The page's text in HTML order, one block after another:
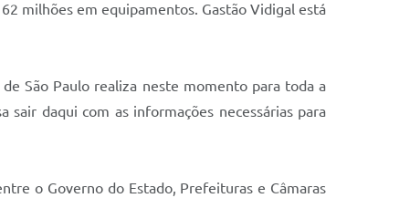
milhões em equipamentos. Gastão Vidigal está
São Paulo realiza neste momento para toda a
daqui com as informações necessárias para
o Governo do Estado, Prefeituras e Câmaras